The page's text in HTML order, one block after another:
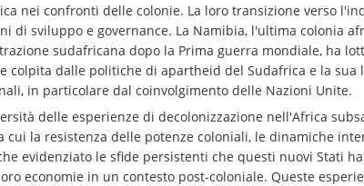
nei confronti delle colonie. La loro transizione verso
di sviluppo e governance. La Namibia, l'ultima colonia
sudafricana dopo la Prima guerra mondiale, ha
colpita dalle politiche di apartheid del Sudafrica e la sua
in particolare dal coinvolgimento delle Nazioni Unite.
delle esperienze di decolonizzazione nell'Africa
la resistenza delle potenze coloniali, le dinamiche
evidenziato le sfide persistenti che questi nuovi Stati
economie in un contesto post-coloniale. Queste